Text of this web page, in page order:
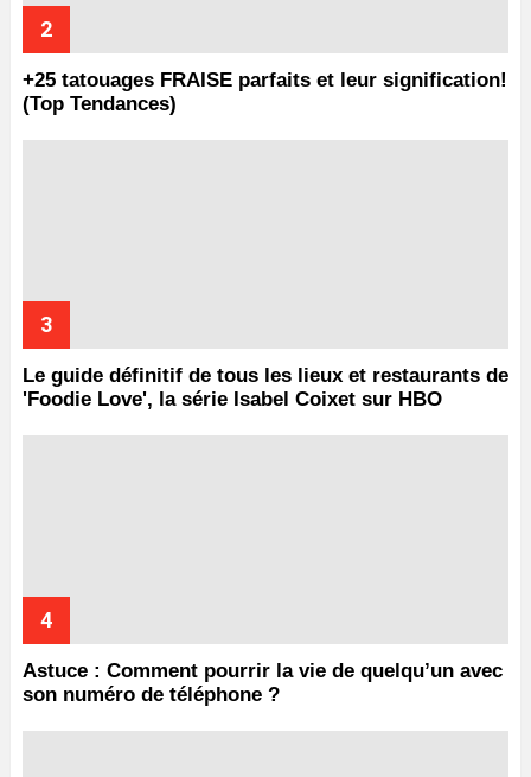
+25 tatouages ​​FRAISE parfaits et leur signification!
(Top Tendances)
Le guide définitif de tous les lieux et restaurants de
'Foodie Love', la série Isabel Coixet sur HBO
Astuce : Comment pourrir la vie de quelqu’un avec
son numéro de téléphone ?